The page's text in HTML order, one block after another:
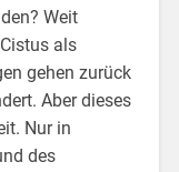
Weit
als
gehen zurück
Aber dieses
Nur in
des